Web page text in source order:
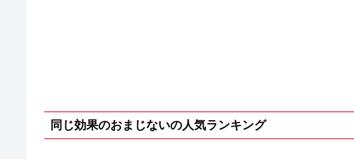
同じ効果のおまじないの人気ランキング